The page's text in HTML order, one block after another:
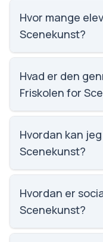
Hvor mange
Scenekunst?
Friskolen for
den til nummer
Hvad er den
Friskolen for
er 8.2, nummer
Hvordan kan
Scenekunst?
Email:
3212. Adresse:
Odense
Hvordan er
Scenekunst?
Vi har ikke data